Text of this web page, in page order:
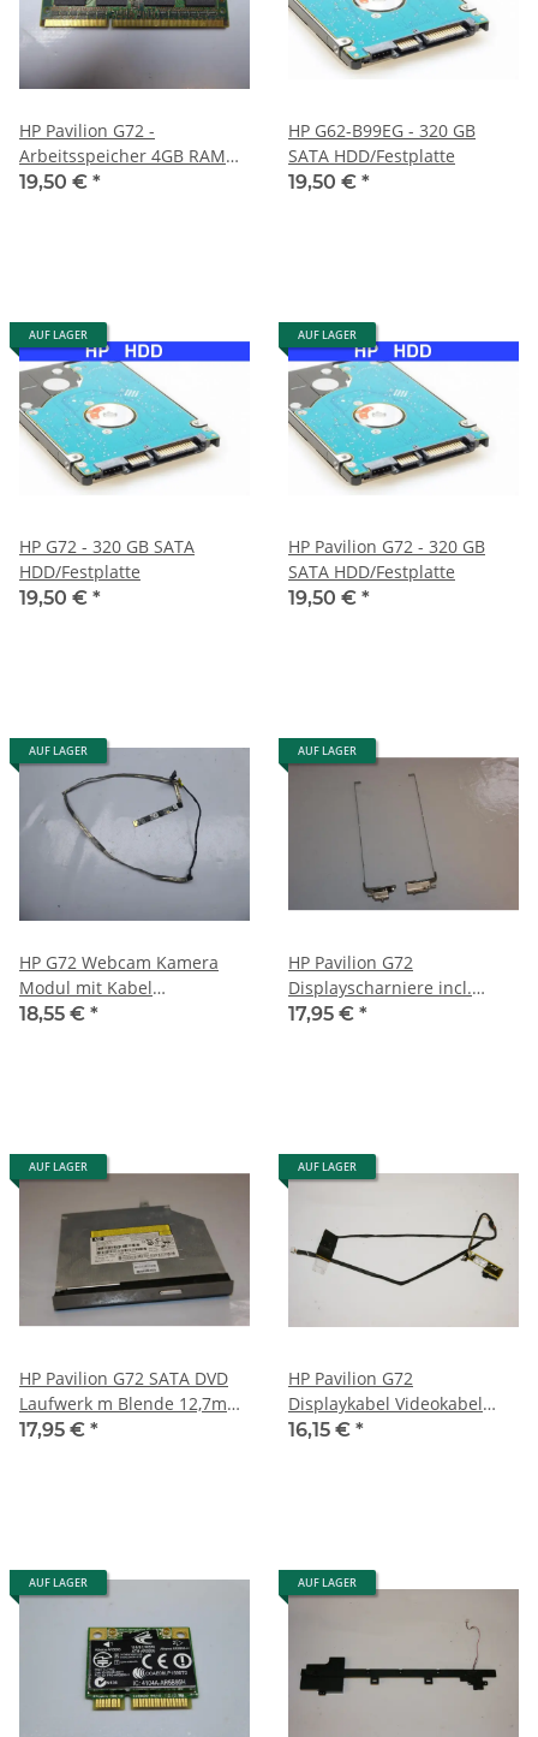
HP Pavilion G72 -
Arbeitsspeicher 4GB RAM
Memory DDR3
19,50 € *
HP G62-B99EG - 320 GB
SATA HDD/Festplatte
19,50 € *
AUF LAGER
HP G72 - 320 GB SATA
HDD/Festplatte
19,50 € *
AUF LAGER
HP Pavilion G72 - 320 GB
SATA HDD/Festplatte
19,50 € *
AUF LAGER
HP G72 Webcam Kamera
Modul mit Kabel
AI009049000 #2144
18,55 € *
AUF LAGER
HP Pavilion G72
Displayscharniere incl.
Leisten L+R 1A01G6100-
17,95 € *
AUF LAGER
HP Pavilion G72 SATA DVD
Laufwerk m Blende 12,7mm
AD-7701H-H1 615549-001
17,95 € *
AUF LAGER
HP Pavilion G72
Displaykabel Videokabel
350402900-11C-G #2144
16,15 € *
AUF LAGER AUF LAGER